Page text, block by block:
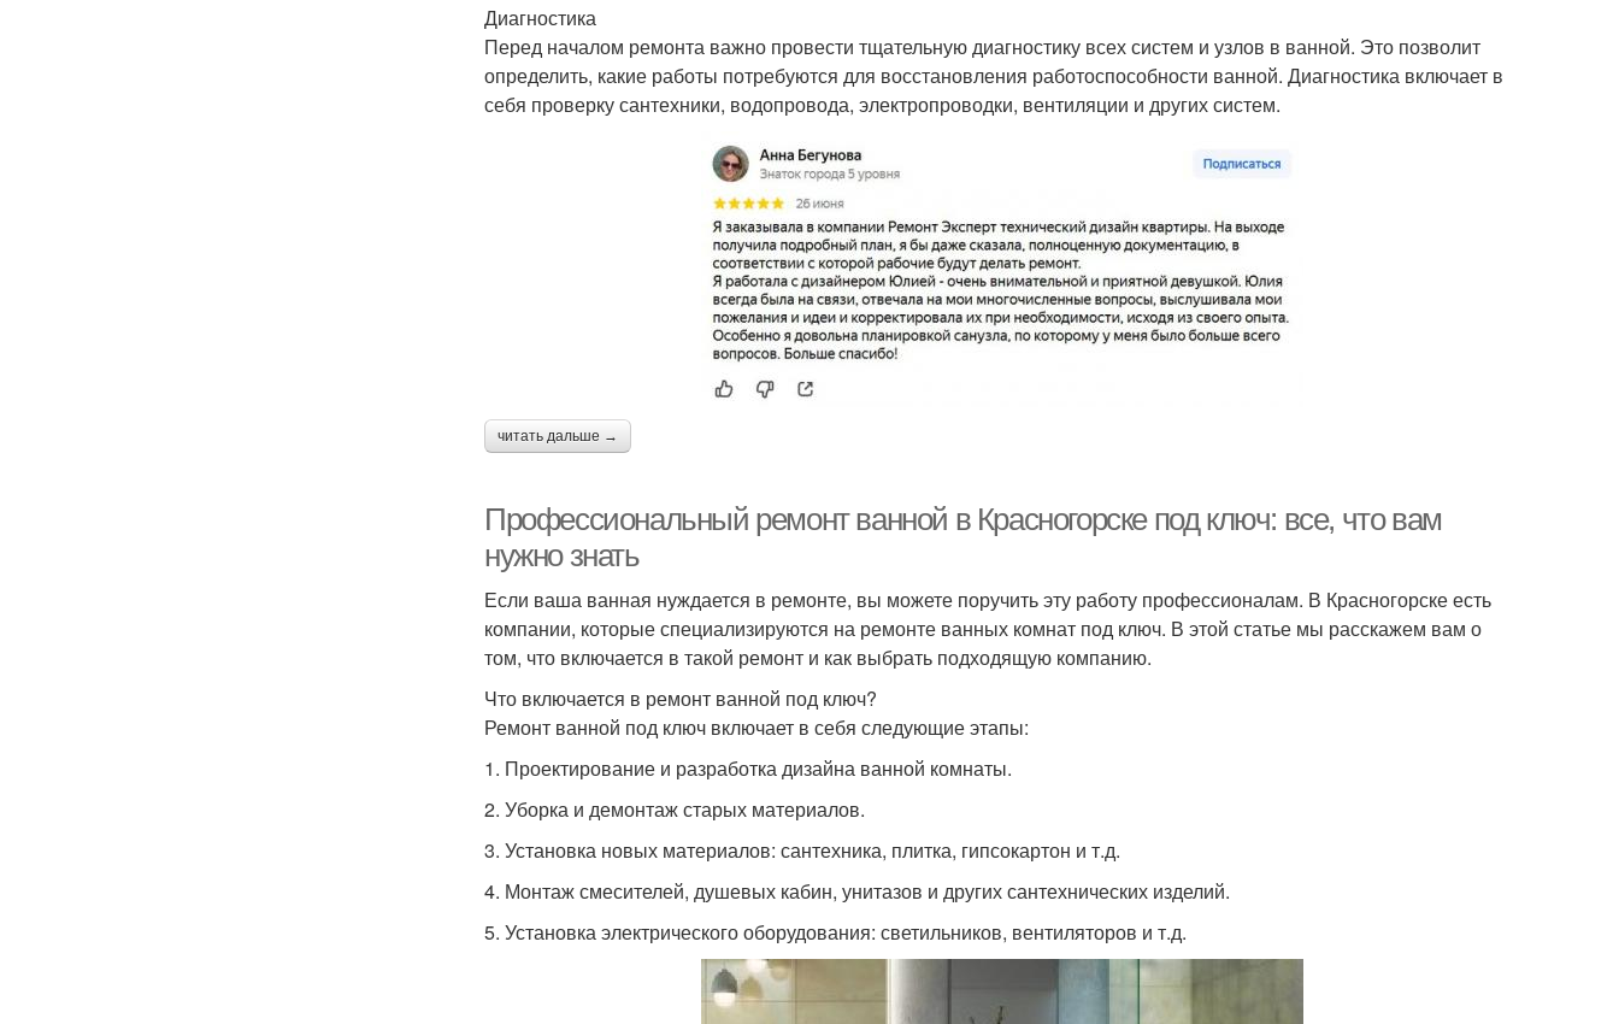
Диагностика
Перед началом ремонта важно провести тщательную диагностику всех систем и узлов в ванной. Это позволит
определить, какие работы потребуются для восстановления работоспособности ванной. Диагностика включает в
себя проверку сантехники, водопровода, электропроводки, вентиляции и других систем.
читать дальше →
Профессиональный ремонт ванной в Красногорске под ключ: все, что вам
нужно знать
Если ваша ванная нуждается в ремонте, вы можете поручить эту работу профессионалам. В Красногорске есть
компании, которые специализируются на ремонте ванных комнат под ключ. В этой статье мы расскажем вам о
том, что включается в такой ремонт и как выбрать подходящую компанию.
Что включается в ремонт ванной под ключ?
Ремонт ванной под ключ включает в себя следующие этапы:
1. Проектирование и разработка дизайна ванной комнаты.
2. Уборка и демонтаж старых материалов.
3. Установка новых материалов: сантехника, плитка, гипсокартон и т.д.
4. Монтаж смесителей, душевых кабин, унитазов и других сантехнических изделий.
5. Установка электрического оборудования: светильников, вентиляторов и т.д.